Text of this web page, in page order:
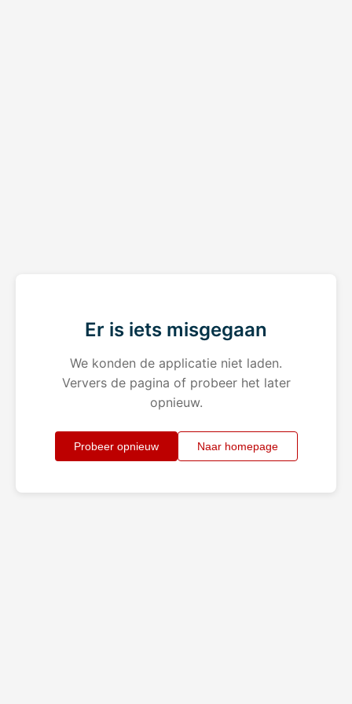
Er is iets misgegaan
We konden de applicatie niet laden.
Ververs de pagina of probeer het later
opnieuw.
Probeer opnieuw Naar homepage